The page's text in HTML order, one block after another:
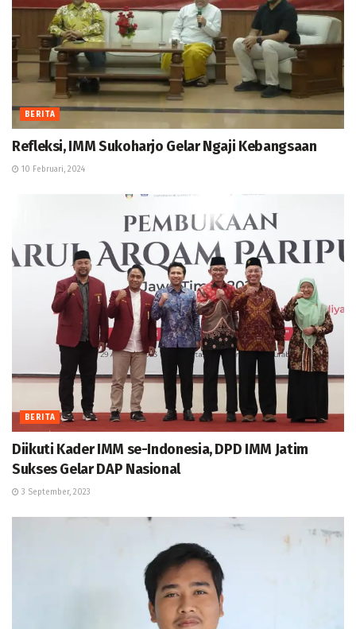
BERITA
Refleksi, IMM Sukoharjo Gelar Ngaji Kebangsaan
10 Februari, 2024
BERITA
Diikuti Kader IMM se-Indonesia, DPD IMM Jatim
Sukses Gelar DAP Nasional
3 September, 2023